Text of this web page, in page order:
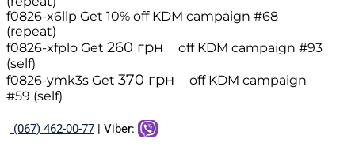
f0826-x6llp Get 10% off KDM campaign #68
(repeat)
f0826-xfplo Get 260 грн off KDM campaign #93
(self)
f0826-ymk3s Get 370 грн off KDM campaign
#59 (self)
(067) 462-00-77 | Viber: